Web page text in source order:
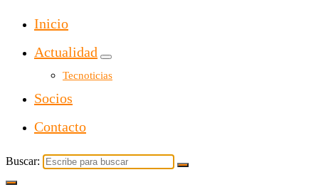
Yacal micro hosting
Inicio
Actualidad
Tecnoticias
Socios
Contacto
Buscar: